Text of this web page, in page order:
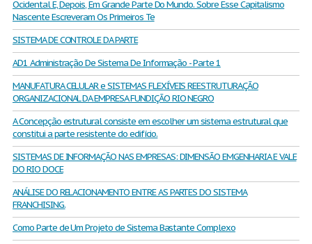
Ocidental E, Depois, Em Grande Parte Do Mundo. Sobre Esse Capitalismo
Nascente Escreveram Os Primeiros Te
SISTEMA DE CONTROLE DA PARTE
AD1 Administração De Sistema De Informação - Parte 1
MANUFATURA CELULAR e SISTEMAS FLEXÍVEIS REESTRUTURAÇÃO
ORGANIZACIONAL DA EMPRESA FUNDIÇÃO RIO NEGRO
A Concepção estrutural consiste em escolher um sistema estrutural que
constitui a parte resistente do edifício.
SISTEMAS DE INFORMAÇÃO NAS EMPRESAS: DIMENSÃO EMGENHARIA E VALE
DO RIO DOCE
ANÁLISE DO RELACIONAMENTO ENTRE AS PARTES DO SISTEMA
FRANCHISING.
Como Parte de Um Projeto de Sistema Bastante Complexo